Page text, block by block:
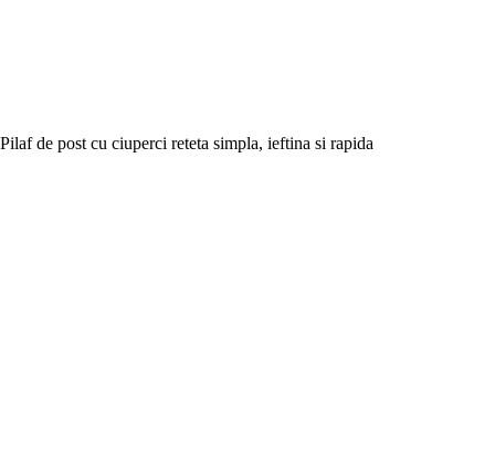
Pilaf de post cu ciuperci reteta simpla, ieftina si rapida